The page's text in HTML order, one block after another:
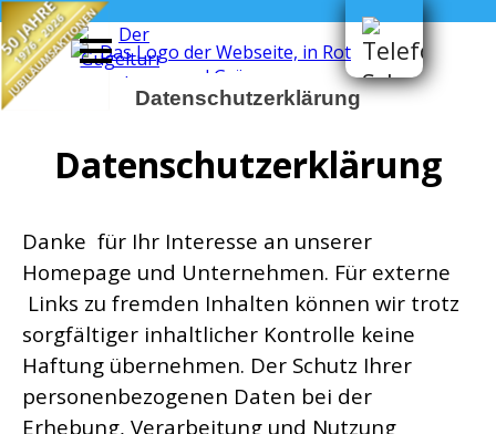
JAHRE
1976 - 2026
JUBILÄUMSAKTIONEN
Direkt zum Seiteninhalt
Datenschutzerklärung
Datenschutzerklärung
Danke für Ihr Interesse an unserer
Homepage und Unternehmen. Für externe
Links zu fremden Inhalten können wir trotz
sorgfältiger inhaltlicher Kontrolle keine
Haftung übernehmen. Der Schutz Ihrer
personenbezogenen Daten bei der
Erhebung, Verarbeitung und Nutzung